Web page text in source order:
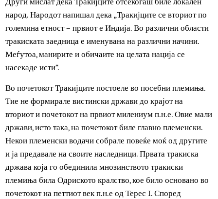
измешале со постојното население во нашите краишта.
Други мислат дека Тракијците отсекогаш биле локален
народ. Народот напишал дека „Тракијците се вториот по
големина етност – првиот е Индија. Во различни
тракиската заедница е именувана на различни начини.
Меѓутоа, манирите и обичаите на целата нација се
насекаде исти“.
Во почетокот Тракијците постоеле во посебни племиња.
Тие не формирале вистински држави до крајот на
вториот и почетокот на првиот милениум п.н.е. Овие
држави, исто така, на почетокот биле главно племенски.
Некои племенски водачи собрале повеќе моќ од другите
и ја предавале на своите наследници. Првата тракиска
држава која го обединила мнозинството тракиски